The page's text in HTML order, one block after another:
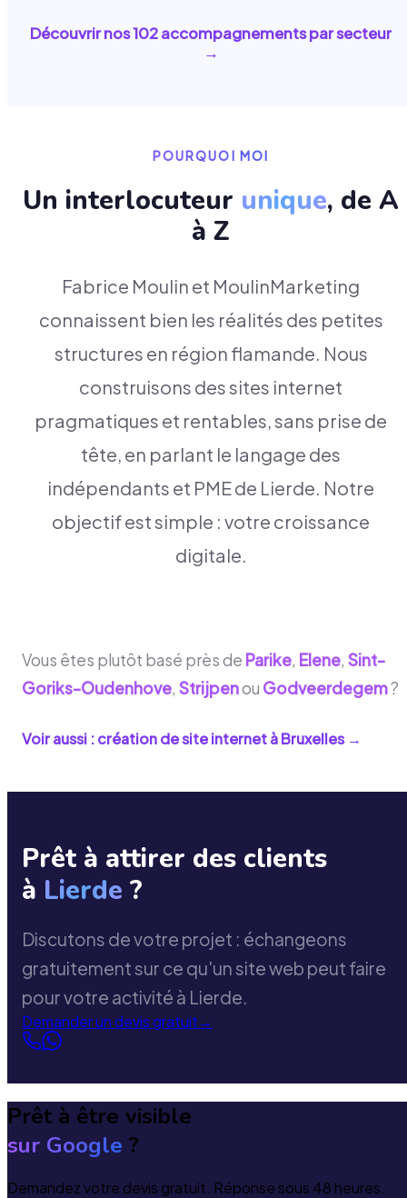
Découvrir nos102accompagnements par secteur
→
POURQUOI MOI
Un interlocuteur unique, de A
à Z
Fabrice Moulin et MoulinMarketing
connaissent bien les réalités des petites
structures en région flamande. Nous
construisons des sites internet
pragmatiques et rentables, sans prise de
tête, en parlant le langage des
indépendants et PME de Lierde. Notre
objectif est simple : votre croissance
digitale.
Vous êtes plutôt basé près de Parike, Elene, Sint-
Goriks-Oudenhove, Strijpenou Godveerdegem?
Voir aussi : création de site internet àBruxelles→
Prêt à attirer des clients
à Lierde ?
Discutons de votre projet : échangeons
gratuitement sur ce qu'un site web peut faire
pour votre activité à Lierde.
Demander un devis gratuit→
Prêt à être visible
sur Google ?
Demandez votre devis gratuit. Réponse sous 48 heures.